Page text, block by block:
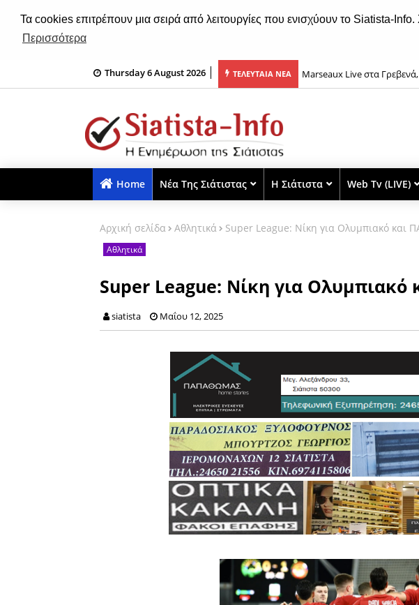
Τα cookies επιτρέπουν μια σειρά από λειτουργίες που ενισχύουν το Siatista-
Περισσότερα
Thursday 6 August 2026 ΤΕΛΕΥΤΑΙΑ ΝΕΑ
απολύσεις στο ορυχείο Νότιο Πεδίο της ΔΕΗ ΑΕ Marseaux Live στα
Home Νέα Της Σιάτιστας Η Σιάτιστα Web Tv (LIVE)
Αρχική σελίδα Αθλητικά Super League: Νίκη για Ολυμπιακό και
Αθλητικά
Super League: Νίκη για Ολυμπιακό
siatista Μαΐου 12, 2025